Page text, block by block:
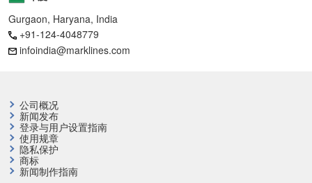
Gurgaon, Haryana, India
+91-124-4048779
infoindia@marklines.com
公司概况
新闻发布
登录与用户设置指南
使用规章
隐私保护
商标
新闻制作指南